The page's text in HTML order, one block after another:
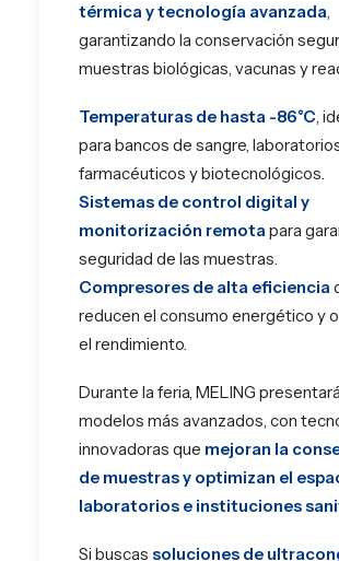
térmica y tecnología avanzada,
garantizando la conservación
muestras biológicas, vacunas y
Temperaturas de hasta -86°C,
para bancos de sangre,
farmacéuticos y biotecnológicos.
Sistemas de control digital y
monitorización remota para
seguridad de las muestras.
Compresores de alta eficiencia
reducen el consumo energético y
el rendimiento.
Durante la feria, MELING
modelos más avanzados, con
innovadoras que mejoran la
de muestras y optimizan el
laboratorios e instituciones
Si buscas soluciones de